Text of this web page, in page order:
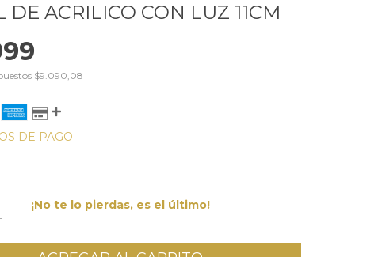
DE ACRILICO CON LUZ 11CM
$9.090,08
DE PAGO
¡No te lo pierdas, es el último!